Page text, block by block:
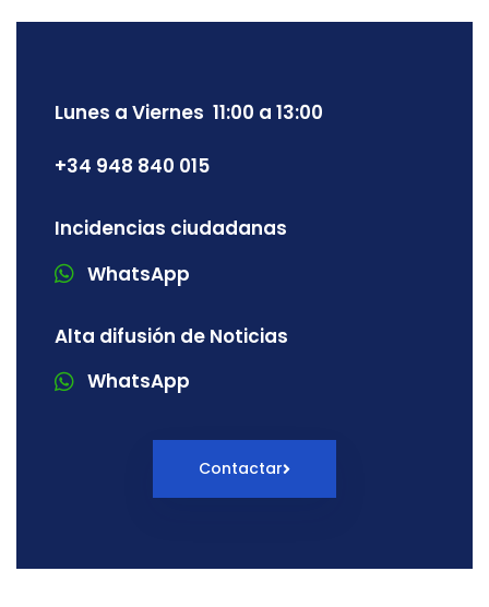
Lunes a Viernes 11:00 a 13:00
+34 948 840 015
Incidencias ciudadanas
WhatsApp
Alta difusión de Noticias
WhatsApp
Contactar